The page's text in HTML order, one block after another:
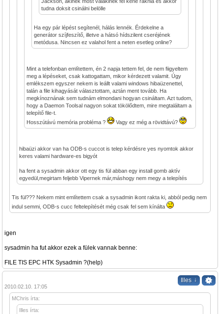
tudna doksit csinálni belölle
Ha egy pár lépést segítenél, hálás lennék. Érdekelne a
generátor szíjfeszítő, illetve a hátsó hídszilent cseréjének
metódusa. Nincsen ez valahol fent a neten esetleg online?
Mint a telefonban említettem, én 2 napja tettem fel, de nem fiigyeltem
meg a lépéseket, csak kattogattam, mikor kérdezett valamit. Úgy
emlékszem egyszer nekem is leállt valami windows hibaüzenettel,
talán a file kihagyását választottam, aztán ment tovább. Ha
megkínoznának sem tudnám elmondani hogyan csináltam. Azt tudom,
hogy a Daemon Toolsal nagyon sokat tökölődtem, mire megtaláltam a
telepítő file-t.
Hosszútávú memória probléma ?
Vagy ez még a rövidtávú?
hibaüzi akkor van ha ODB-s cuccot is telep kérdésre yes nyomtok akkor
keres valami hardware-es bigyót
ha fent a sysadmin akkor ott egy tis fül abban egy install gomb aktív
egyedül,megirtam feljebb Vipernek már,máshogy nem megy a telepítés
Tis fül??? Nekem mint említettem csak a sysadmin ikont rakta ki, abból pedig nem
indul semmi, ODB-s cucc feltelepítését még csak fel sem kínálta
igen
sysadmin ha fut akkor ezek a fülek vannak benne:
FILE TIS EPC HTK Sysadmin ?(help)
Illes ↓
2010.02.10. 17:05
MChris írta:
Illes írta: